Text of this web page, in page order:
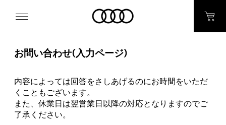
お問い合わせ(入力ページ)
内容によっては回答をさしあげるのにお時間をいただ
くこともございます。
また、休業日は翌営業日以降の対応となりますのでご
了承ください。